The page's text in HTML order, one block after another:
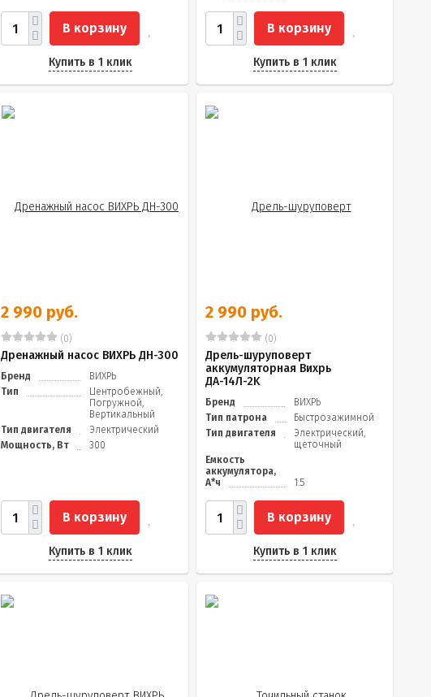
В корзину
Купить в 1 клик
В корзину
Купить в 1 клик
2 990 руб.
(0)
Дренажный насос ВИХРЬ ДН-300
Бренд
ВИХРЬ
Тип
Центробежный,
Погружной,
Вертикальный
Тип двигателя
Электрический
Мощность, Вт
300
В корзину
Купить в 1 клик
2 990 руб.
(0)
Дрель-шуруповерт
аккумуляторная Вихрь
ДА-14Л-2K
Бренд
ВИХРЬ
Тип патрона
Быстрозажимной
Тип двигателя
Электрический,
щеточный
Емкость
аккумулятора,
А*ч
1.5
В корзину
Купить в 1 клик